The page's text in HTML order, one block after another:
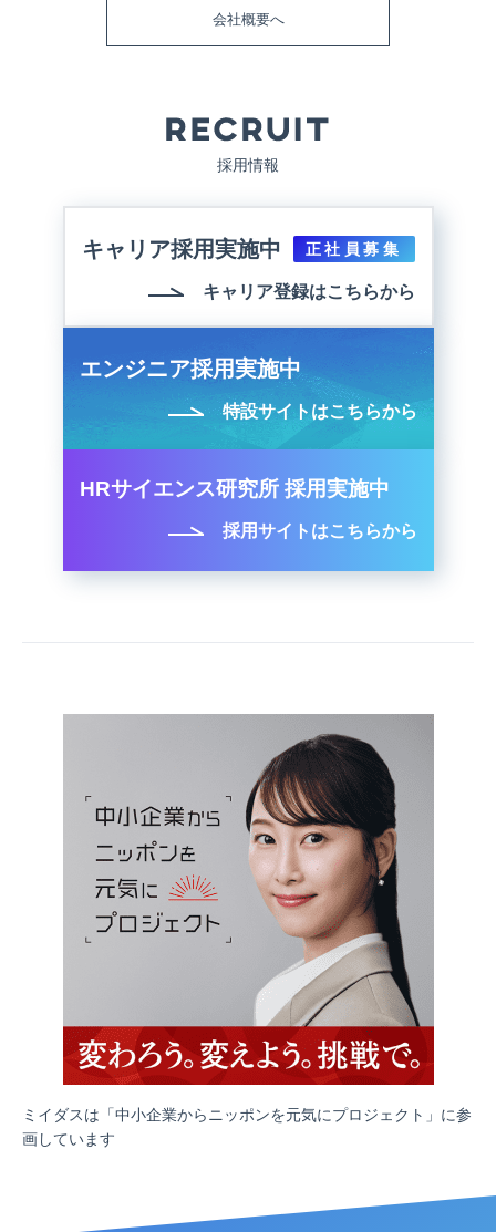
会社概要へ
採用情報
キャリア採用実施中 正社員募集
キャリア登録はこちらから
エンジニア採用実施中
特設サイトはこちらから
HRサイエンス研究所 採用実施中
採用サイトはこちらから
ミイダスは「中小企業からニッポンを元気にプロジェクト」に参
画しています